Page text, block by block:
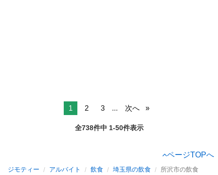
1 2 3 ... 次へ
全738件中 1-50件表示
ページTOPへ
ジモティー アルバイト 飲食 埼玉県の飲食 所沢市の飲食